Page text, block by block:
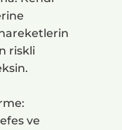
riskli
ve